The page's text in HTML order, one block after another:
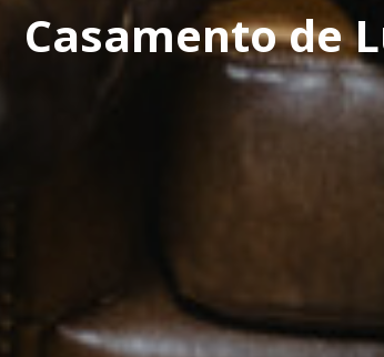
Casamento de